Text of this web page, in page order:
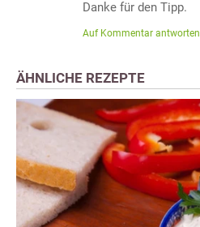
Danke für den Tipp.
Auf Kommentar antworten
ÄHNLICHE REZEPTE